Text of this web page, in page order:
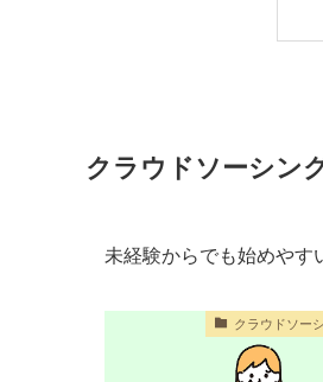
クラウドソーシン
未経験からでも始めやす
クラウドソー